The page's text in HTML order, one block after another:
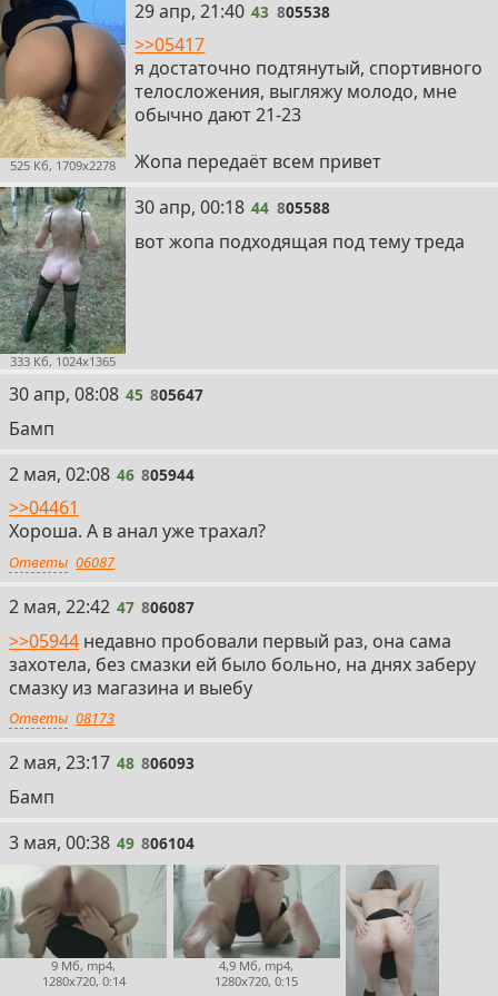
525 Кб, 1709x2278
43
29 апр, 21:40 43 805538
>>05417
я достаточно подтянутый, спортивного
телосложения, выгляжу молодо, мне
обычно дают 21-23
Жопа передаёт всем привет
333 Кб, 1024x1365
44
30 апр, 00:18 44 805588
вот жопа подходящая под тему треда
45
30 апр, 08:08 45 805647
Бамп
46
2 мая, 02:08 46 805944
>>04461
Хороша. А в анал уже трахал?
Ответы 06087
47
2 мая, 22:42 47 806087
>>05944 недавно пробовали первый раз, она сама
захотела, без смазки ей было больно, на днях заберу
смазку из магазина и выебу
Ответы 08173
48
2 мая, 23:17 48 806093
Бамп
49
3 мая, 00:38 49 806104
9 Мб, mp4,
1280x720, 0:14
4,9 Мб, mp4,
1280x720, 0:15